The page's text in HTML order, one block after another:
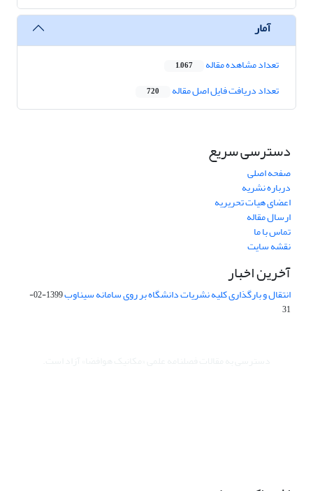
آمار
تعداد مشاهده مقاله 1,067
تعداد دریافت فایل اصل مقاله 720
دسترسی سریع
صفحه اصلی
درباره نشریه
اعضای هیات تحریریه
ارسال مقاله
تماس با ما
نقشه سایت
آخرین اخبار
انتقال و بارگذاری کلیه نشریات دانشگاه بر روی سامانه سیناوب
1399-02-
31